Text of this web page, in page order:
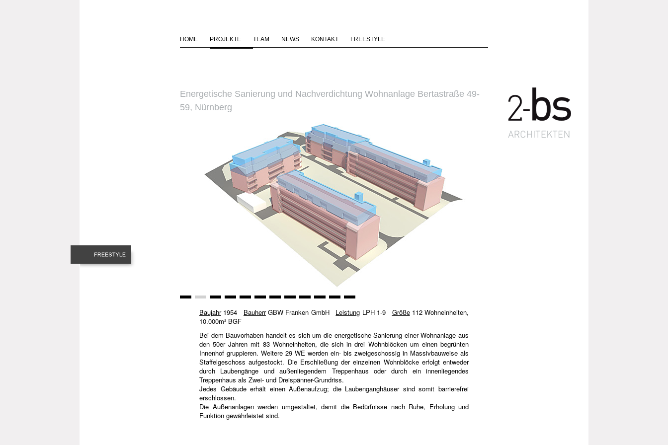
HOME PROJEKTE TEAM NEWS KONTAKT FREESTYLE
Energetische Sanierung und Nachverdichtung Wohnanlage Bertastraße 49-
59, Nürnberg
Baujahr1954 BauherrGBW Franken GmbH Leistung LPH 1-9 Größe112 Wohneinheiten,
10.000m² BGF
Bei dem Bauvorhaben handelt es sich um die energetische Sanierung einer Wohnanlage aus
den 50er Jahren mit 83 Wohneinheiten, die sich in drei Wohnblöcken um einen begrünten
Innenhof gruppieren. Weitere 29 WE werden ein- bis zweigeschossig in Massivbauweise als
Staffelgeschoss aufgestockt. Die Erschließung der einzelnen Wohnblöcke erfolgt entweder
durch Laubengänge und außenliegendem Treppenhaus oder durch ein innenliegendes
Treppenhaus als Zwei- und Dreispänner-Grundriss.
Jedes Gebäude erhält einen Außenaufzug; die Laubenganghäuser sind somit barrierefrei
erschlossen.
Die Außenanlagen werden umgestaltet, damit die Bedürfnisse nach Ruhe, Erholung und
Funktion gewährleistet sind.